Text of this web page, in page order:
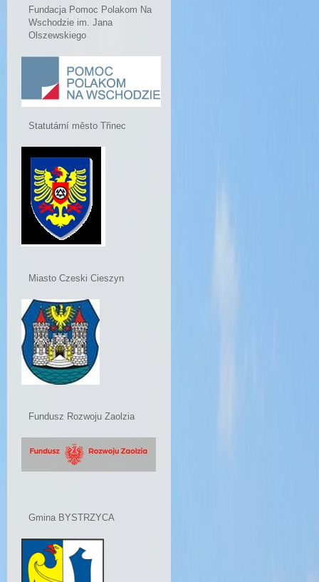
Fundacja Pomoc Polakom Na
Wschodzie im. Jana
Olszewskiego
Statutární město Třinec
Miasto Czeski Cieszyn
Fundusz Rozwoju Zaolzia
Gmina BYSTRZYCA